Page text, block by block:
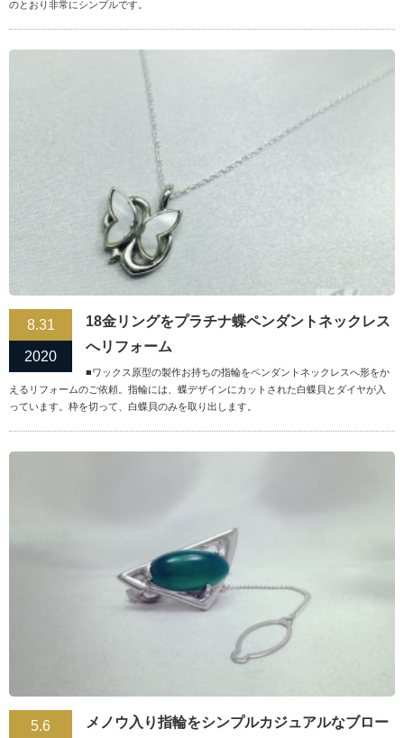
のとおり非常にシンプルです。
8.31
2020
18金リングをプラチナ蝶ペンダントネックレス
へリフォーム
■ワックス原型の製作お持ちの指輪をペンダントネックレスへ形をか
えるリフォームのご依頼。指輪には、蝶デザインにカットされた白蝶貝とダイヤが入
っています。枠を切って、白蝶貝のみを取り出します。
5.6
メノウ入り指輪をシンプルカジュアルなブロー